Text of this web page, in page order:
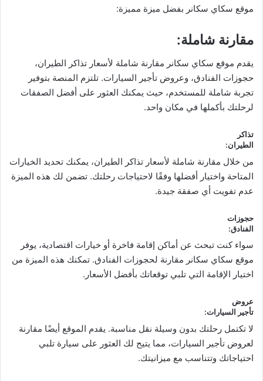
موقع سكاي سكانر بفضل ميزة مميزة:
مقارنة شاملة:
يقدم موقع سكاي سكانر مقارنة شاملة لأسعار تذاكر الطيران،
حجوزات الفنادق، وعروض تأجير السيارات. تلتزم المنصة بتوفير
تجربة شاملة للمستخدم، حيث يمكنك العثور على أفضل الصفقات
لرحلتك بأكملها في مكان واحد.
تذاكر
الطيران:
من خلال مقارنة شاملة لأسعار تذاكر الطيران، يمكنك تحديد الخيارات
المتاحة واختيار أفضلها وفقًا لاحتياجات رحلتك. تضمن لك هذه الميزة
عدم تفويت أي صفقة جيدة.
حجوزات
الفنادق:
سواء كنت تبحث عن أماكن إقامة فاخرة أو خيارات اقتصادية، يوفر
موقع سكاي سكانر مقارنة لحجوزات الفنادق. تمكنك هذه الميزة من
اختيار الإقامة التي تلبي توقعاتك بأفضل الأسعار.
عروض
تأجير السيارات:
لا تكتمل رحلتك بدون وسيلة نقل مناسبة. يقدم الموقع أيضًا مقارنة
لعروض تأجير السيارات، مما يتيح لك العثور على سيارة تلبي
احتياجاتك وتتناسب مع ميزانيتك.